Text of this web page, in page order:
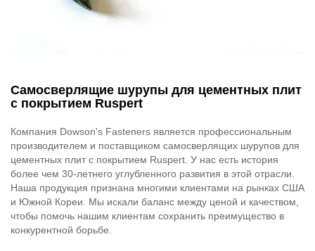
Самосверлящие шурупы для цементных плит
с покрытием Ruspert
Компания Dowson's Fasteners является профессиональным
производителем и поставщиком самосверлящих шурупов для
цементных плит с покрытием Ruspert. У нас есть история
более чем 30-летнего углубленного развития в этой отрасли.
Наша продукция признана многими клиентами на рынках США
и Южной Кореи. Мы искали баланс между ценой и качеством,
чтобы помочь нашим клиентам сохранить преимущество в
конкурентной борьбе.